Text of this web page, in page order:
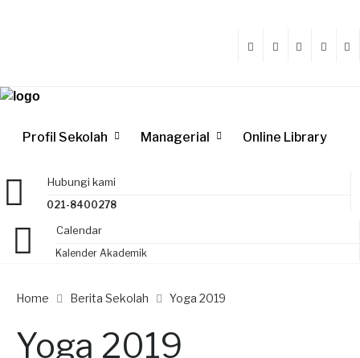
Profil Sekolah Managerial Online Library
Hubungi kami
021-8400278
Calendar
Kalender Akademik
Home Berita Sekolah Yoga 2019
Yoga 2019